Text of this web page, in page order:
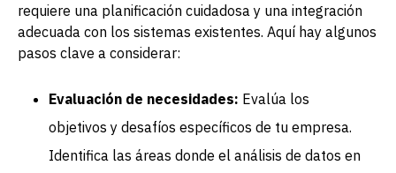
requiere una planificación cuidadosa y una integración
adecuada con los sistemas existentes. Aquí hay algunos
pasos clave a considerar:
Evaluación de necesidades: Evalúa los
objetivos y desafíos específicos de tu empresa.
Identifica las áreas donde el análisis de datos en